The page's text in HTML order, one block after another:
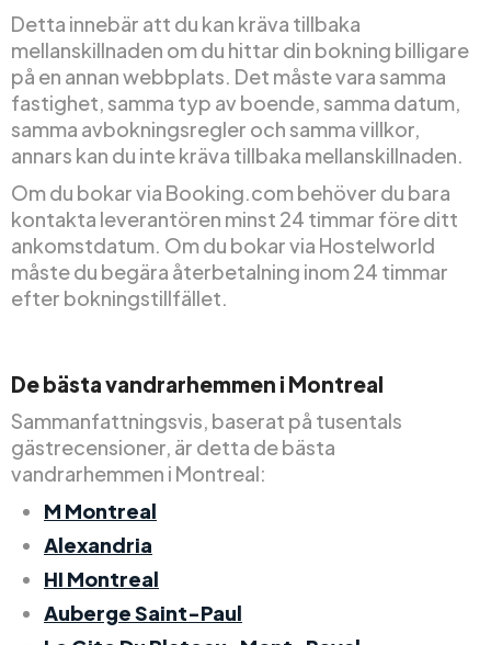
Detta innebär att du kan kräva tillbaka
mellanskillnaden om du hittar din bokning billigare
på en annan webbplats. Det måste vara samma
fastighet, samma typ av boende, samma datum,
samma avbokningsregler och samma villkor,
annars kan du inte kräva tillbaka mellanskillnaden.
Om du bokar via Booking.com behöver du bara
kontakta leverantören minst 24 timmar före ditt
ankomstdatum. Om du bokar via Hostelworld
måste du begära återbetalning inom 24 timmar
efter bokningstillfället.
De bästa vandrarhemmen i Montreal
Sammanfattningsvis, baserat på tusentals
gästrecensioner, är detta de bästa
vandrarhemmen i Montreal:
M Montreal
Alexandria
HI Montreal
Auberge Saint-Paul